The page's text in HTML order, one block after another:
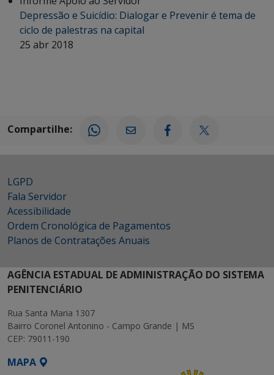
Depressão e Suicídio: Dialogar e Prevenir é tema de
ciclo de palestras na capital
25 abr 2018
Compartilhe:
LGPD
Fala Servidor
Acessibilidade
Ordem Cronológica de Pagamentos
Planos de Contratações Anuais
AGÊNCIA ESTADUAL DE ADMINISTRAÇÃO DO SISTEMA
PENITENCIÁRIO
Rua Santa Maria 1307
Bairro Coronel Antonino - Campo Grande | MS
CEP: 79011-190
MAPA